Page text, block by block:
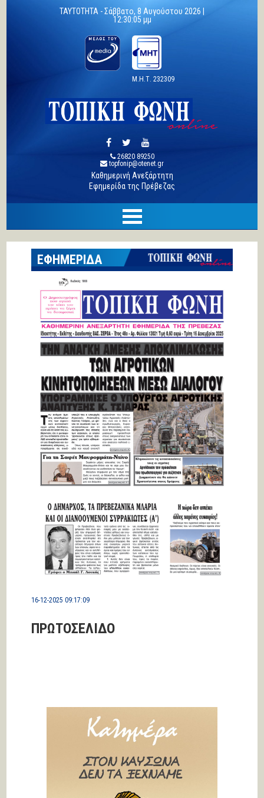
TAYTOTHTA -Σάββατο, 8 Αυγούστου 2026 |
12:30:06 μμ
Μ.Η.Τ. 232309
26820 89250
topfonip@otenet.gr
Καθημερινή Ανεξάρτητη
Εφημερίδα της Πρέβεζας
ΕΦΗΜΕΡΙΔΑ
16-12-2025 09:17:09
ΠΡΩΤΟΣΕΛΙΔΟ